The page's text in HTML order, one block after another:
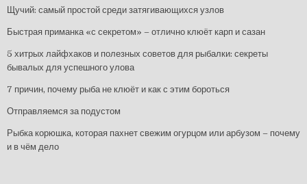
Щучий: самый простой среди затягивающихся узлов
Быстрая приманка «с секретом» – отлично клюёт карп и сазан
5 хитрых лайфхаков и полезных советов для рыбалки: секреты
бывалых для успешного улова
7 причин, почему рыба не клюёт и как с этим бороться
Отправляемся за подустом
Рыбка корюшка, которая пахнет свежим огурцом или арбузом – почему
и в чём дело